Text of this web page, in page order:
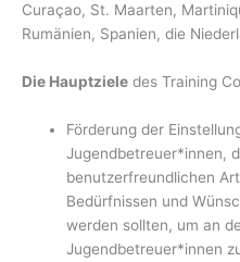
Curaçao, St. Maarten,
Rumänien, Spanien, die
Die Hauptziele des Training
Förderung der
Jugendbetreuer*innen,
benutzerfreundlichen
Bedürfnissen und
werden sollten, um an
Jugendbetreuer*innen